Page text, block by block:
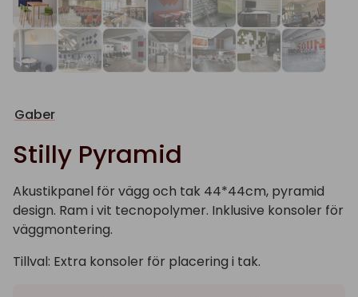
Gaber
Stilly Pyramid
Akustikpanel för vägg och tak 44*44cm, pyramid
design. Ram i vit tecnopolymer. Inklusive konsoler för
väggmontering.
Tillval: Extra konsoler för placering i tak.